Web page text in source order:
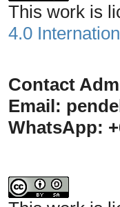
This work is
4.0
Contact
Email:
WhatsApp: